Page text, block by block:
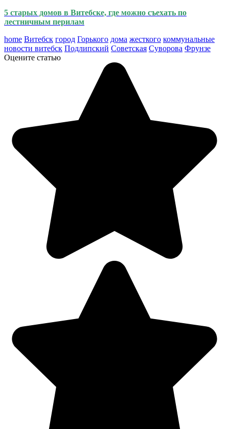
5 старых домов в Витебске, где можно съехать по
лестничным перилам
home Витебск город Горького дома жесткого коммунальные
новости витебск Подлипский Советская Суворова Фрунзе
Оцените статью